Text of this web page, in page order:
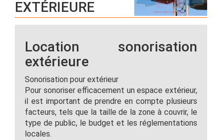
EXTÉRIEURE
Location sonorisation
extérieure
Sonorisation pour extérieur
Pour sonoriser efficacement un espace extérieur,
il est important de prendre en compte plusieurs
facteurs, tels que la taille de la zone à couvrir, le
type de public, le budget et les réglementations
locales.